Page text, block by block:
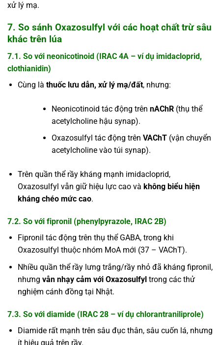
xử lý mạ.
7. So sánh Oxazosulfyl với các hoạt chất trừ sâu
khác trên lúa
7.1. So với neonicotinoid (IRAC 4A – ví dụ imidacloprid,
clothianidin)
Cùng là thuốc lưu dẫn, xử lý mạ/đất, nhưng:
Neonicotinoid tác động trên nAChR(thụ thể
acetylcholine hậu synap).
Oxazosulfyl tác động trên VAChT(vận chuyển
acetylcholine vào túi synap).
Trên quần thể rầy kháng mạnh imidacloprid,
Oxazosulfyl vẫn giữ hiệu lực cao và không biểu hiện
kháng chéo mức cao.
7.2. So với fipronil (phenylpyrazole, IRAC 2B)
Fipronil tác động trên thụ thể GABA, trong khi
Oxazosulfyl thuộc nhóm MoA mới (37 – VAChT).
Nhiều quần thể rầy lưng trắng/rầy nhỏ đã kháng fipronil,
nhưng vẫn nhạy cảm với Oxazosulfyltrong các thử
nghiệm cánh đồng tại Nhật.
7.3. So với diamide (IRAC 28 – ví dụ chlorantraniliprole)
Diamide rất mạnh trên sâu đục thân, sâu cuốn lá, nhưng
ít hiệu quả trên rầy.